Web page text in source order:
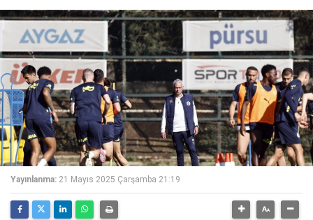
Yayınlanma: 21 Mayıs 2025 Çarşamba 21:19